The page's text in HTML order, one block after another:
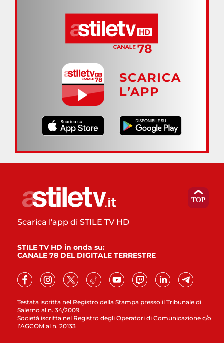
SCARICA
L’APP
Testata iscritta nel Registro della Stampa presso il Tribunale di
Salerno al n. 34/2009
Società iscritta nel Registro degli Operatori di Comunicazione c/o
l’AGCOM al n. 20133
Scarica l'app di STILE TV HD
STILE TV HD in onda su:
CANALE 78 DEL DIGITALE TERRESTRE